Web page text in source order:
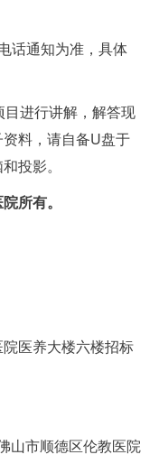
话通知为准，具体
进行讲解，解答现
料，请自备U盘于
投影。
所有。
医养大楼六楼招标
山市顺德区伦教医院